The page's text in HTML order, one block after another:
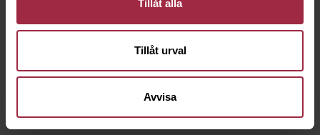
Tillåt alla
Tillåt urval
Avvisa